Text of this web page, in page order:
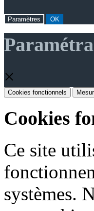
Paramètres OK
×
Cookies fonctionnels
Cookies
Ce site
systèmes.